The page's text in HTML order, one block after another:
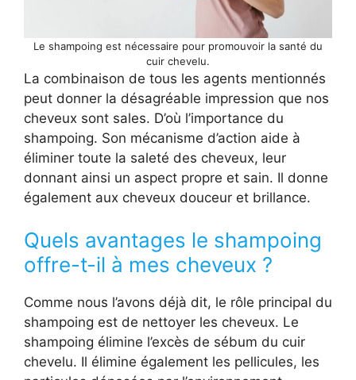
Le shampoing est nécessaire pour promouvoir la santé du
cuir chevelu.
La combinaison de tous les agents mentionnés
peut donner la désagréable impression que nos
cheveux sont sales. D’où l’importance du
shampoing. Son mécanisme d’action aide à
éliminer toute la saleté des cheveux, leur
donnant ainsi un aspect propre et sain. Il donne
également aux cheveux douceur et brillance.
Quels avantages le shampoing
offre-t-il à mes cheveux ?
Comme nous l’avons déjà dit, le rôle principal du
shampoing est de nettoyer les cheveux. Le
shampoing élimine l’excès de sébum du cuir
chevelu. Il élimine également les pellicules, les